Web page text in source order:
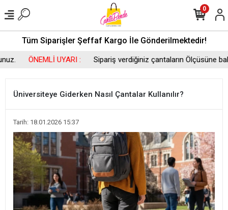
Tüm Siparişler Şeffaf Kargo İle Gönderilmektedir!
ÖNEMLİ UYARI : Sipariş verdiğiniz çantaların Ölçüsüne bakıp
0
Üniversiteye Giderken Nasıl Çantalar Kullanılır?
Tarih: 18.01.2026 15:37